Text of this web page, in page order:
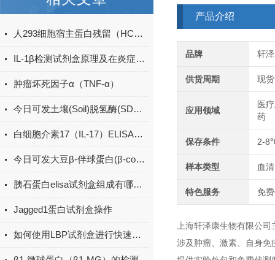
人293细胞宿主蛋白残留（HCP）ELISA检测试剂盒产品升级
IL-1β检测试剂盒原理及在炎症研究中的应用
肿瘤坏死因子α（TNF-α）
今日可发土壤(Soil)脱氢酶(SDHA)ELISA检测试剂盒＠科研
白细胞介素17（IL-17）ELISA试剂盒的特点及优势
今日可发大豆β-伴球蛋白(β-conglycinin)ELISA试剂盒＠科研
胰石蛋白elisa试剂盒组成有哪些？
Jagged1蛋白试剂盒操作
如何使用LBP试剂盒进行快速检测？
产品介绍
品牌 轩
供货周期 现货
应用领域
医
药
保存条件 2-
样本类型 血
特色服务 免
上海轩泽康生物有限公
涉及肿瘤、激素、自身免